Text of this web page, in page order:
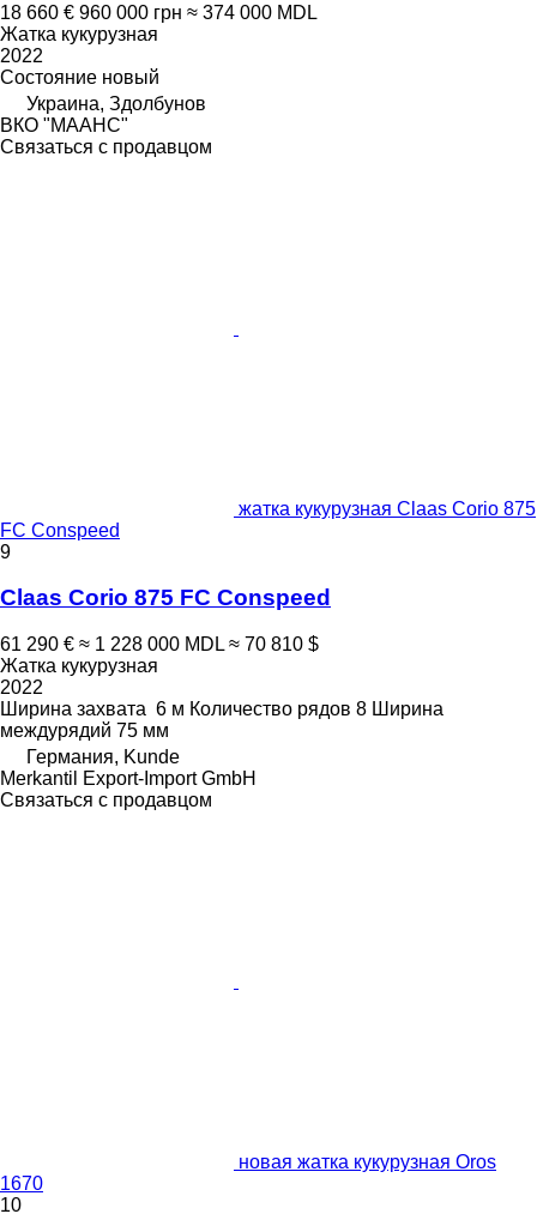
18 660 € 960 000 грн ≈ 374 000 MDL
Жатка кукурузная
2022
Состояние новый
Украина, Здолбунов
ВКО "МААНС"
Связаться с продавцом
жатка кукурузная Claas Corio 875
FC Conspeed
9
Claas Corio 875 FC Conspeed
61 290 € ≈ 1 228 000 MDL ≈ 70 810 $
Жатка кукурузная
2022
Ширина захвата 6 м Количество рядов 8 Ширина
междурядий 75 мм
Германия, Kunde
Merkantil Export-Import GmbH
Связаться с продавцом
новая жатка кукурузная Oros
1670
10